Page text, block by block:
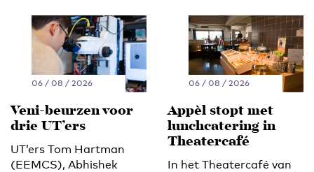
06 / 08 / 2026
Veni-beurzen voor
drie UT’ers
UT’ers Tom Hartman
(EEMCS), Abhishek
06 / 08 / 2026
Appèl stopt met
lunchcatering in
Theatercafé
In het Theatercafé van